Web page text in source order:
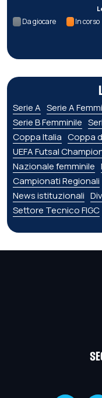
Da giocare In corso
Serie A Serie A
Serie B Femminile
Coppa Italia Coppa
UEFA Futsal
Nazionale femminile
Campionati Regionali
News istituzionali
Settore Tecnico FIGC